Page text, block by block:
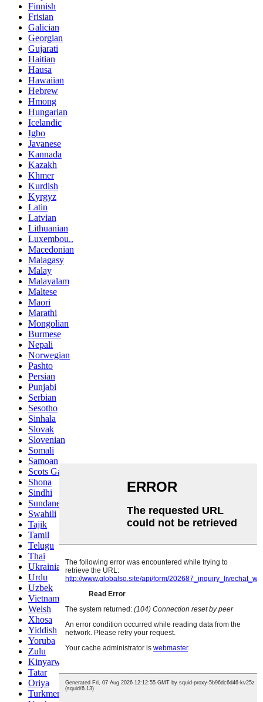
Finnish
Frisian
Galician
Georgian
Gujarati
Haitian
Hausa
Hawaiian
Hebrew
Hmong
Hungarian
Icelandic
Igbo
Javanese
Kannada
Kazakh
Khmer
Kurdish
Kyrgyz
Latin
Latvian
Lithuanian
Luxembou..
Macedonian
Malagasy
Malay
Malayalam
Maltese
Maori
Marathi
Mongolian
Burmese
Nepali
Norwegian
Pashto
Persian
Punjabi
Serbian
Sesotho
Sinhala
Slovak
Slovenian
Somali
Samoan
Scots Gaelic
Shona
Sindhi
Sundanese
Swahili
Tajik
Tamil
Telugu
Thai
Ukrainian
Urdu
Uzbek
Vietnamese
Welsh
Xhosa
Yiddish
Yoruba
Zulu
Kinyarwanda
Tatar
Oriya
Turkmen